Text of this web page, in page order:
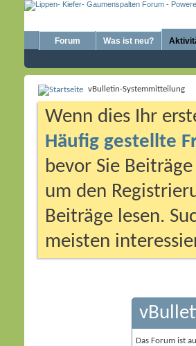
Forum Was ist neu?
vBulletin-Systemmitteilung
Wenn dies Ihr
Häufig gestellte
bevor Sie
um den
Beiträge lesen.
meisten
Das Forum ist